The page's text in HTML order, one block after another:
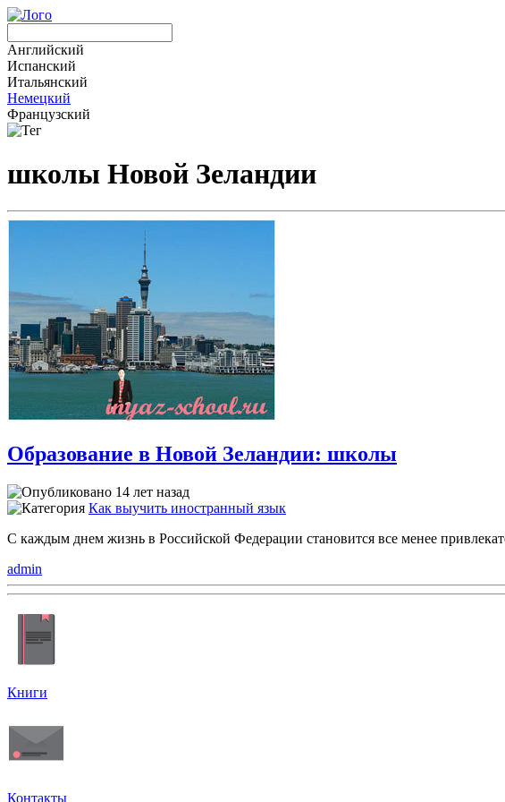
Английский
Испанский
Итальянский
Немецкий
Французский
школы Новой Зеландии
Образование в Новой Зеландии: школы
14 лет назад
Как выучить иностранный язык
С каждым днем жизнь в Российской Федерации становится все менее
admin
Книги
Контакты